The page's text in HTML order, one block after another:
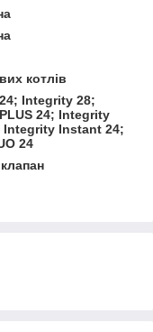
котлів
Integrity 28;
24; Integrity
Integrity Instant 24;
24